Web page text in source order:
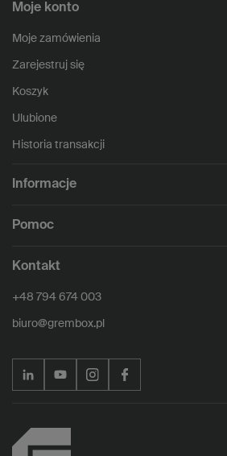
Moje konto
Moje zamówienia
Zarejestruj się
Koszyk
Ulubione
Historia transakcji
Informacje
Pomoc
Kontakt
+48 794 674 003
biuro@grembox.pl